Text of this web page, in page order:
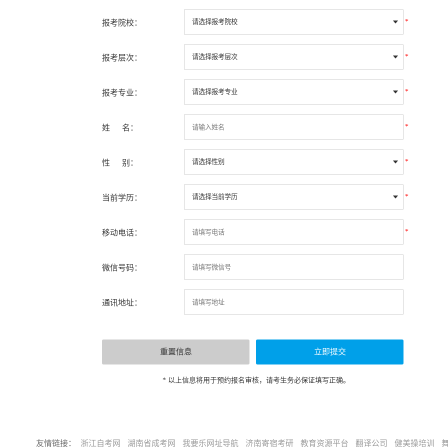
报考院校： *
报考层次： *
报考专业： *
姓 名： *
性 别： *
当前学历： *
移动电话： *
微信号码：
通讯地址：
* 以上信息将用于预约报名审核，请考生务必保证填写正确。
友情链接： 浙江自考网 湖南省成考网 我要乐网址导航 济南寄宿考研 教育资源平台 翻译公司 健美操培训